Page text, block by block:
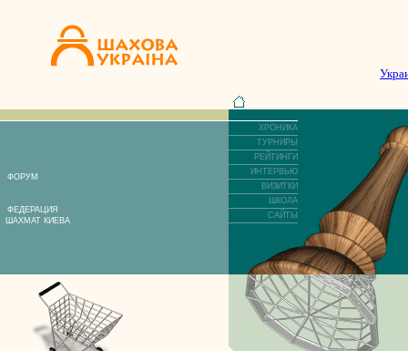
ФОРУМ
ФЕДЕРАЦИЯ
ШАХМАТ КИЕВА
ХРОНИКА
ТУРНИРЫ
РЕЙТИНГИ
ИНТЕРВЬЮ
ВИЗИТКИ
ШКОЛА
САЙТЫ